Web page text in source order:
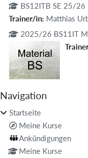
BS12ITB SE 25/26
Trainer/in: Matthias
2025/26 BS11IT
Blöcke
Navigation überspringen
Navigation
Startseite
Meine Kurse
Ankündigungen
Meine Kurse